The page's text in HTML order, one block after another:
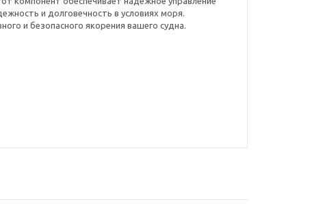
и долговечность в условиях моря.
и безопасного якорения вашего судна.